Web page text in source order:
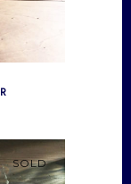
SOLD